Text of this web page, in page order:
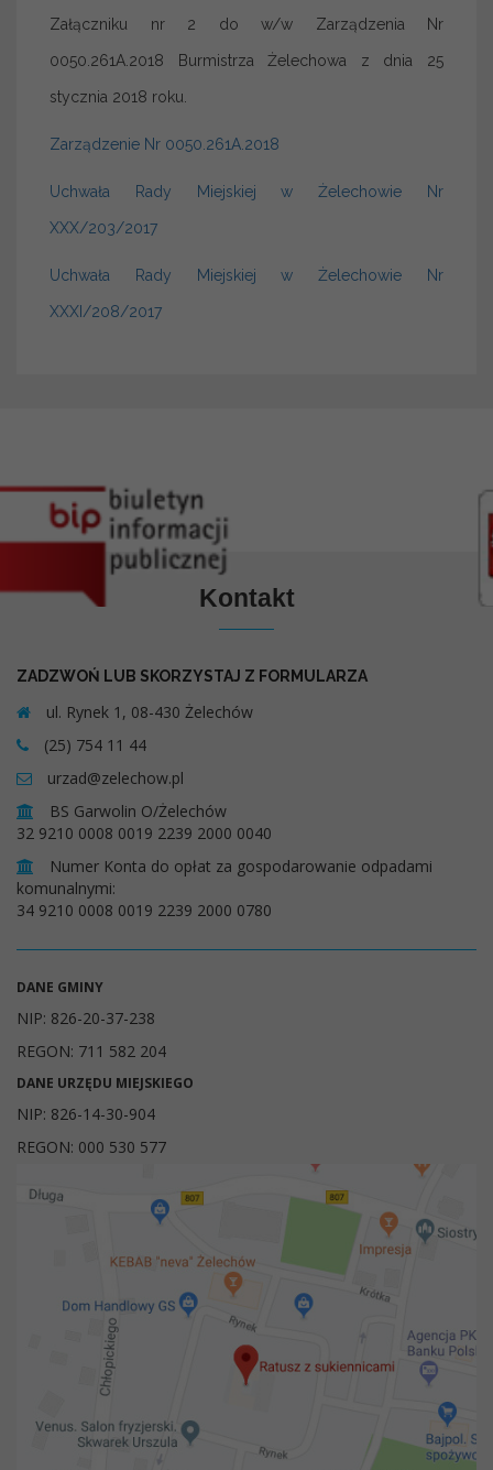
Załączniku nr 2 do w/w Zarządzenia Nr
0050.261A.2018 Burmistrza Żelechowa z dnia 25
stycznia 2018 roku.
Zarządzenie Nr 0050.261A.2018
Uchwała Rady Miejskiej w Żelechowie Nr
XXX/203/2017
Uchwała Rady Miejskiej w Żelechowie Nr
XXXI/208/2017
Kontakt
ZADZWOŃ LUB SKORZYSTAJ Z FORMULARZA
ul. Rynek 1, 08-430 Żelechów
(25) 754 11 44
urzad@zelechow.pl
BS Garwolin O/Żelechów
32 9210 0008 0019 2239 2000 0040
Numer Konta do opłat za gospodarowanie odpadami
komunalnymi:
34 9210 0008 0019 2239 2000 0780
DANE GMINY
NIP: 826-20-37-238
REGON: 711 582 204
DANE URZĘDU MIEJSKIEGO
NIP: 826-14-30-904
REGON: 000 530 577